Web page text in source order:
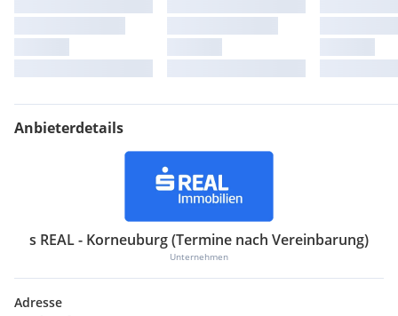
Anbieterdetails
s REAL - Korneuburg (Termine nach Vereinbarung)
Unternehmen
Adresse